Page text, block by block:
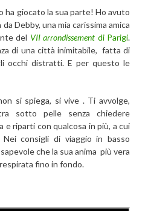
ha giocato la sua parte! Ho avuto
Debby, una mia carissima amica
del VII arrondissement di Parigi.
di una città inimitabile, fatta di
occhi distratti. E per questo le
si spiega, si vive . Ti avvolge,
sotto pelle senza chiedere
e riparti con qualcosa in più, a cui
consigli di viaggio in basso
che la sua anima più vera
fino in fondo.